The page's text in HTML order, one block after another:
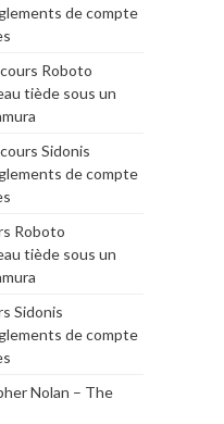
de compte
Roboto
tiède sous un
Sidonis
de compte
Roboto
tiède sous un
Sidonis
de compte
Nolan – The